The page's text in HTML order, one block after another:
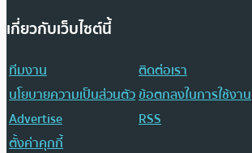
เกี่ยวกับเว็บไซต์นี้
ทีมงาน
ติดต่อเรา
นโยบายความเป็นส่วนตัวข้อตกลงในการใช้งาน
Advertise
RSS
ตั้งค่าคุกกี้